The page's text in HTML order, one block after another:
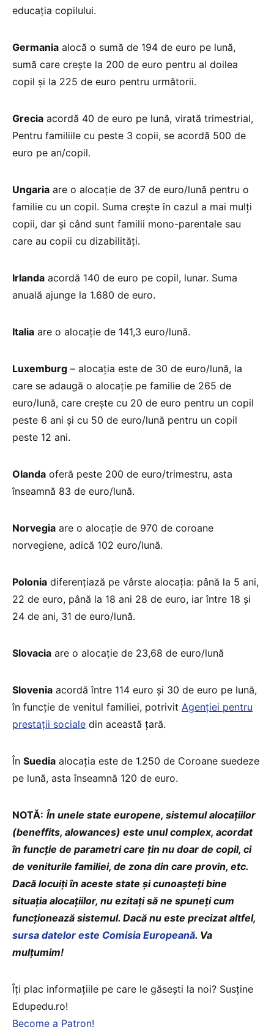
educația copilului.
Germania alocă o sumă de 194 de euro pe lună,
sumă care crește la 200 de euro pentru al doilea
copil și la 225 de euro pentru următorii.
Grecia acordă 40 de euro pe lună, virată trimestrial,
Pentru familiile cu peste 3 copii, se acordă 500 de
euro pe an/copil.
Ungaria are o alocație de 37 de euro/lună pentru o
familie cu un copil. Suma crește în cazul a mai mulți
copii, dar și când sunt familii mono-parentale sau
care au copii cu dizabilități.
Irlanda acordă 140 de euro pe copil, lunar. Suma
anuală ajunge la 1.680 de euro.
Italia are o alocație de 141,3 euro/lună.
Luxemburg – alocația este de 30 de euro/lună, la
care se adaugă o alocație pe familie de 265 de
euro/lună, care crește cu 20 de euro pentru un copil
peste 6 ani și cu 50 de euro/lună pentru un copil
peste 12 ani.
Olanda oferă peste 200 de euro/trimestru, asta
înseamnă 83 de euro/lună.
Norvegia are o alocație de 970 de coroane
norvegiene, adică 102 euro/lună.
Polonia diferențiază pe vârste alocația: până la 5 ani,
22 de euro, până la 18 ani 28 de euro, iar între 18 și
24 de ani, 31 de euro/lună.
Slovacia are o alocație de 23,68 de euro/lună
Slovenia acordă între 114 euro și 30 de euro pe lună,
în funcție de venitul familiei, potrivit Agenției pentru
prestații sociale din această țară.
În Suedia alocația este de 1.250 de Coroane suedeze
pe lună, asta înseamnă 120 de euro.
NOTĂ: În unele state europene, sistemul alocațiilor
(beneffits, alowances) este unul complex, acordat
în funcție de parametri care țin nu doar de copil, ci
de veniturile familiei, de zona din care provin, etc.
Dacă locuiți în aceste state și cunoașteți bine
situația alocațiilor, nu ezitați să ne spuneți cum
funcționează sistemul. Dacă nu este precizat altfel,
sursa datelor este Comisia Europeană. Va
mulțumim!
Îți plac informațiile pe care le găsești la noi? Susține
Edupedu.ro!
Become a Patron!